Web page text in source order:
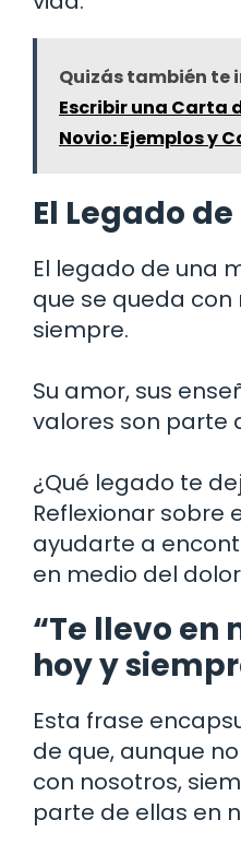
Quizás también te
Escribir una Carta
Novio: Ejemplos y
El Legado
El legado de una
que se queda
siempre.
Su amor, sus
valores son parte
¿Qué legado te
Reflexionar sobre
ayudarte a
en medio del
“Te llevo en
hoy y
Esta frase
de que, aunque
con nosotros,
parte de ellas en